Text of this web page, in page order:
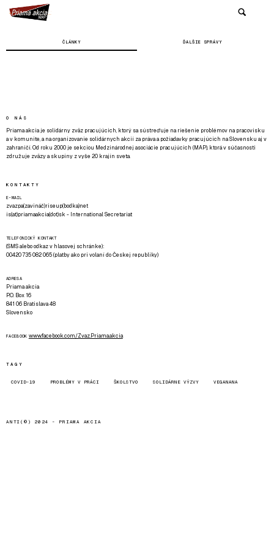
ČLÁNKY ĎALŠIE SPRÁVY
O NÁS
Priama akcia je solidárny zväz pracujúcich, ktorý sa sústreďuje na riešenie problémov na pracovisku
a v komunite, a na organizovanie solidárnych akcií za práva a požiadavky pracujúcich na Slovensku aj v
zahraničí. Od roku 2000 je sekciou Medzinárodnej asociácie pracujúcich (MAP), ktorá v súčasnosti
združuje zväzy a skupiny z vyše 20 krajín sveta.
KONTAKTY
E-MAIL
zvazpa(zavináč)riseup(bodka)net
is(at)priamaakcia(dot)sk - International Secretariat
TELEFONICKÝ KONTAKT
(SMS alebo odkaz v hlasovej schránke):
00420 735 082 065 (platby ako pri volaní do Českej republiky)
ADRESA
Priama akcia
P.O. Box 16
841 06 Bratislava 48
Slovensko
FACEBOOK www.facebook.com/Zvaz.Priama.akcia
TAGY
COVID-19 PROBLÉMY V PRÁCI ŠKOLSTVO SOLIDÁRNE VÝZVY VEGANANA
ANTI(©) 2024 - PRIAMA AKCIA